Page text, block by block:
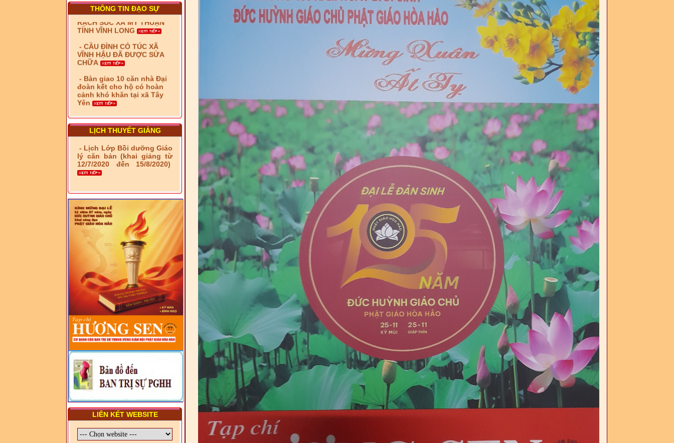
THÔNG TIN ĐẠO SỰ
- CẦU ĐÌNH CỎ TÚC XÃ
CHỮA
- Bàn giao 10 căn nhà Đại
đoàn kết cho hộ có hoàn
cảnh khó khăn tại xã Tây
Yên
- LỄ RA QUÂN DẬM VÁ,
SỬA CHỮA LỘ GIAO
THÔNG NÔNG THÔN (XÃ
PHÚ THỌ)
- LỚP TẬP HUẤN LỊCH SỬ,
PHÁP LUẬT VIỆT NAM VÀ
PGHH NHIỆM KỲ VI (2024-
2029) CHO TRỊ SỰ VIÊN
TRUNG ƯƠNG, BAN ĐẠI
DIỆN TỈNH VÀ GIÁO LÝ
LUẬT VÀ HỆ THỐNG PHÁP
LUẬT VIỆT NAM
- LỚP TẬP HUẤN LỊCH SỬ,
PHÁP LUẬT VIỆT NAM VÀ
HIẾN CHƯƠNG GIÁO HỘI
PGHH NHIỆM KỲ VI (2024-
2029) CHO TRỊ SỰ VIÊN
TRUNG ƯƠNG, BAN ĐẠI
DIỆN TỈNH VÀ GIÁO LÝ
VIÊN - CHUYÊN ĐỀ: SỰ RA
ĐỜI, BẢN CHẤT, CHỨC
NĂNG VÀ HÌNH THỨC CỦA
NƯỚC CHXHCN VIỆT NAM
LỊCH THUYẾT GIẢNG
- Lịch Lớp Bồi dưỡng Giáo
lý căn bản (khai giảng từ
12/7/2020 đến 15/8/2020)
LIÊN KẾT WEBSITE